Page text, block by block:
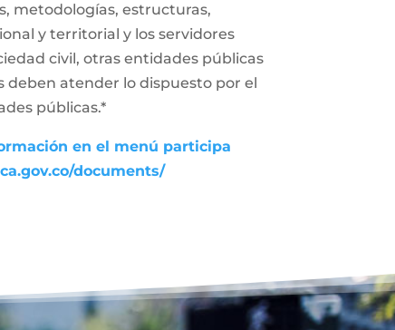
metodologías, estructuras,
y territorial y los servidores
civil, otras entidades públicas
deben atender lo dispuesto por el
públicas.*
en el menú participa
documents/